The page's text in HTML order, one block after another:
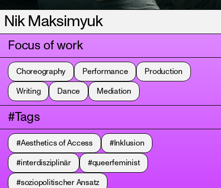
Nik Maksimyuk
Focus of work
Choreography Performance Production
Writing Dance Mediation
#Tags
#Aesthetics of Access #Inklusion
#interdisziplinär #queerfeminist
#soziopolitischer Ansatz